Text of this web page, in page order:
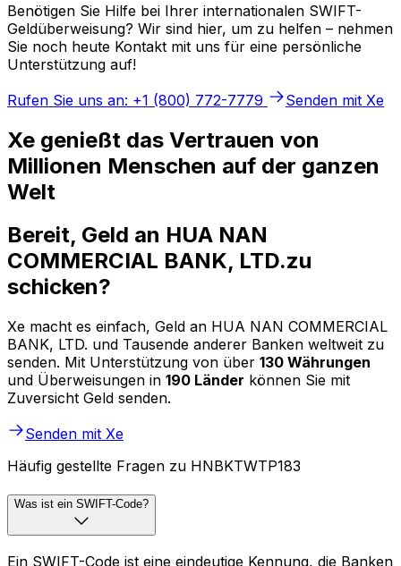
Benötigen Sie Hilfe bei Ihrer internationalen SWIFT-
Geldüberweisung? Wir sind hier, um zu helfen – nehmen
Sie noch heute Kontakt mit uns für eine persönliche
Unterstützung auf!
Rufen Sie uns an: +1 (800) 772-7779
Senden mit Xe
Xe genießt das Vertrauen von
Millionen Menschen auf der ganzen
Welt
Bereit, Geld an HUA NAN
COMMERCIAL BANK, LTD.zu
schicken?
Xe macht es einfach, Geld an HUA NAN COMMERCIAL
BANK, LTD. und Tausende anderer Banken weltweit zu
senden. Mit Unterstützung von über 130 Währungen
und Überweisungen in 190 Länder können Sie mit
Zuversicht Geld senden.
Senden mit Xe
Häufig gestellte Fragen zu HNBKTWTP183
Was ist ein SWIFT-Code?
Ein SWIFT-Code ist eine eindeutige Kennung, die Banken